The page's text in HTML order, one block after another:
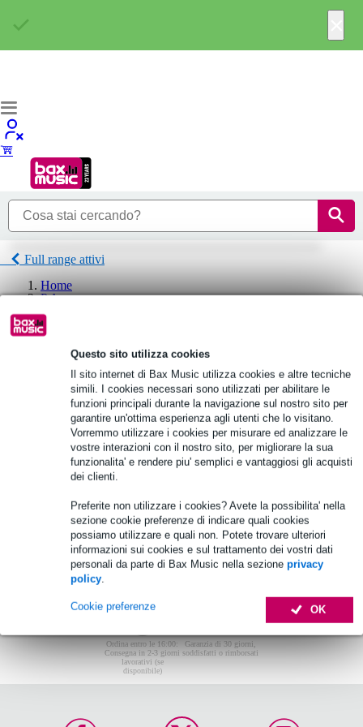
Questo sito utilizza cookies
Il sito internet di Bax Music utilizza cookies e altre tecniche
simili. I cookies necessari sono utilizzati per abilitare le
funzioni principali durante la navigazione sul nostro sito per
garantire un'ottima esperienza agli utenti che lo visitano.
Vorremmo utilizzare i cookies per misurare ed analizzare le
vostre interazioni con il nostro sito, per migliorare la sua
funzionalita' e rendere piu' semplici e vantaggiosi gli acquisti
dei clienti.
Preferite non utilizzare i cookies? Avete la possibilita' nella
sezione cookie preferenze di indicare quali cookies
possiamo utilizzare e quali non. Potete trovare ulteriori
informazioni sui cookies e sul trattamento dei vostri dati
personali da parte di Bax Music nella sezione privacy
policy.
OK
Cookie preferenze
Full range attivi
Home
P.A.
Casse
Full range attivi
Bose Full range attivi
Non sono stati trovati articoli.
Non sono stati trovati articoli.
Ordina entro le 16:00:
Consegna in 2-3 giorni
lavorativi (se
disponibile)
Garanzia di 30 giorni,
soddisfatti o rimborsati